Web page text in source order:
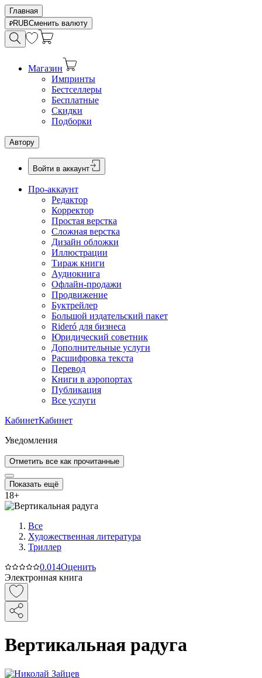
Главная
RUBСменить валюту
Магазин
Импринты
Бестселлеры
Бесплатные
Скидки
Подборки
Автору
Войти в аккаунт
Про-аккаунт
Редактор
Корректор
Простая верстка
Сложная верстка
Дизайн обложки
Иллюстрации
Тираж книги
Аудиокнига
Офлайн-продажи
Продвижение
Буктрейлер
Большой издательский пакет
Rideró для бизнеса
Юридический советник
Дополнительные услуги
Расшифровка текста
Перевод
Книги в аэропортах
Публикация
Все услуги
КабинетКабинет
Уведомления
Отметить все как прочитанные
Показать ещё
18+
Все
Художественная литература
Триллер
0.014Оценить
Электронная книга
Вертикальная радуга